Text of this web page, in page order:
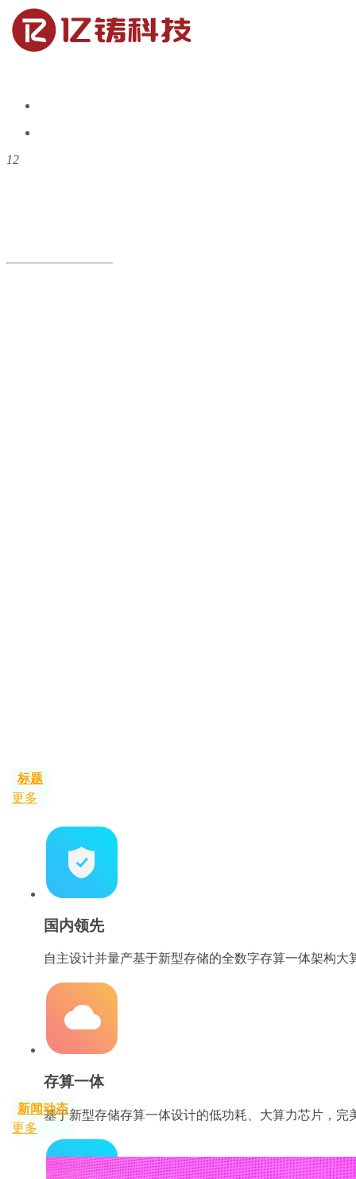
12
标题
更多
国内领先
自主设计并量产基于新型存储的全数字存算一体架构大
存算一体
基于新型存储存算一体设计的低功耗、大算力芯片，
新闻动态
更多